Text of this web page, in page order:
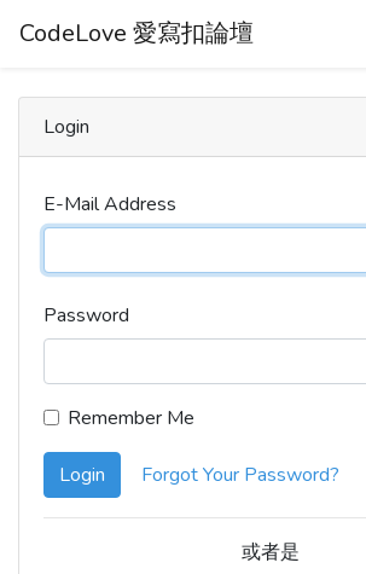
CodeLove 愛寫扣論壇
Login
E-Mail Address
Password
Remember Me
Login Forgot Your Password?
或者是